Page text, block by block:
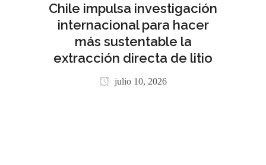
Chile impulsa investigación
internacional para hacer
más sustentable la
extracción directa de litio
julio 10, 2026